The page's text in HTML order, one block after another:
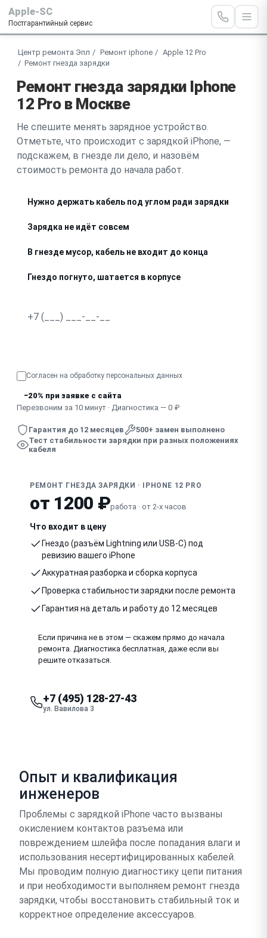
Apple-SC
Постгарантийный сервис
Центр ремонта Эпл Ремонт iphone
Apple 12 Pro
Ремонт гнезда зарядки
Ремонт гнезда зарядки Iphone
12 Pro в Москве
Не спешите менять зарядное устройство.
Отметьте, что происходит с зарядкой iPhone, —
подскажем, в гнезде ли дело, и назовём
стоимость ремонта до начала работ.
Нужно держать кабель под углом ради зарядки
Зарядка не идёт совсем
В гнезде мусор, кабель не входит до конца
Гнездо погнуто, шатается в корпусе
Согласен на обработку персональных данных
−20% при заявке с сайта
Перезвоним за 10 минут · Диагностика — 0 ₽
Гарантия до 12 месяцев
500+ замен выполнено
Тест стабильности зарядки при разных положениях
кабеля
РЕМОНТ ГНЕЗДА ЗАРЯДКИ · IPHONE 12 PRO
от 1200 ₽работа · от 2-х часов
Что входит в цену
Гнездо (разъём Lightning или USB-C) под
ревизию вашего iPhone
Аккуратная разборка и сборка корпуса
Проверка стабильности зарядки после ремонта
Гарантия на деталь и работу до 12 месяцев
Если причина не в этом — скажем прямо до начала
ремонта. Диагностика бесплатная, даже если вы
решите отказаться.
+7 (495) 128-27-43
ул. Вавилова 3
Опыт и квалификация
инженеров
Проблемы с зарядкой iPhone часто вызваны
окислением контактов разъема или
повреждением шлейфа после попадания влаги и
использования несертифицированных кабелей.
Мы проводим полную диагностику цепи питания
и при необходимости выполняем ремонт гнезда
зарядки, чтобы восстановить стабильный ток и
корректное определение аксессуаров.